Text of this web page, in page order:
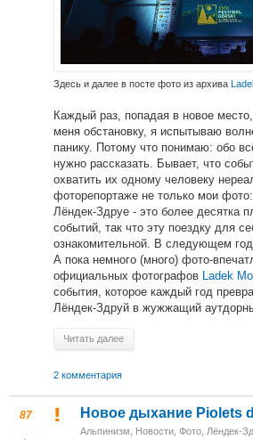
Здесь и далее в посте фото из архива
Каждый раз, попадая в новое
меня обстановку, я испытываю
панику. Потому что понимаю: обо
нужно рассказать. Бывает, что
охватить их одному человеку
фоторепортаже не только мои
Лёндек-Здруе - это более десятка
событий, так что эту поездку для
ознакомительной. В следующем
А пока немного (много) фото-
официальных фотографов Ladek
события, которое каждый год
Лёндек-Здруй в жужжащий
Читать далее
2 комментария
87 Новое дыхание Piolets
Альпинизм Новости Фото Лёндек-